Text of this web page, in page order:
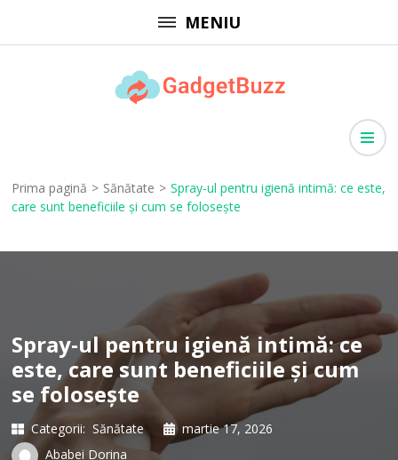
la
MENIU
Prima pagină > Sănătate > Spray-ul pentru igienă intimă: ce este,
care sunt beneficiile și cum se folosește
Spray-ul pentru igienă intimă: ce
este, care sunt beneficiile și cum
se folosește
Categorii: Sănătate
martie 17, 2026
Ababei Dorina